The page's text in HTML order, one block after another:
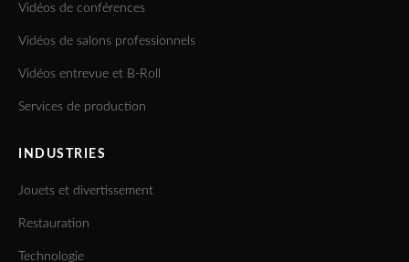
Vidéos de conférences
Vidéos de salons professionnels
Vidéos entrevue et B-Roll
Services de production
INDUSTRIES
Jouets et divertissement
Restauration
Technologie